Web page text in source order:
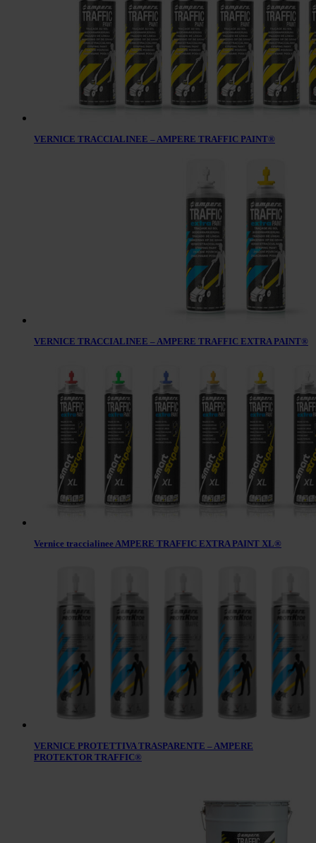
VERNICE TRACCIALINEE – AMPERE TRAFFIC PAINT®
VERNICE TRACCIALINEE – AMPERE TRAFFIC EXTRA PAINT®
Vernice traccialinee AMPERE TRAFFIC EXTRA PAINT XL®
VERNICE PROTETTIVA TRASPARENTE – AMPERE
PROTEKTOR TRAFFIC®